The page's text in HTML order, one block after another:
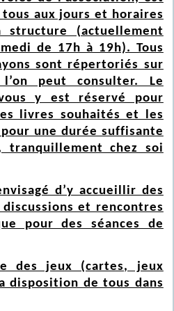
aux jours et horaires
structure (actuellement
de 17h à 19h). Tous
sont répertoriés sur
peut consulter. Le
y est réservé pour
livres souhaités et les
une durée suffisante
tranquillement chez soi
d’y accueillir des
et rencontres
pour des séances de
des jeux (cartes, jeux
disposition de tous dans